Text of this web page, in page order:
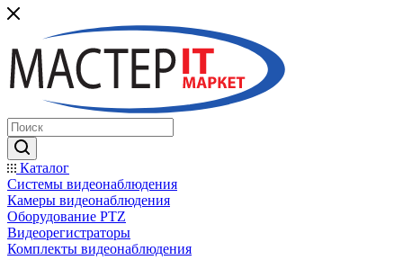
Каталог
Системы видеонаблюдения
Камеры видеонаблюдения
Оборудование PTZ
Видеорегистраторы
Комплекты видеонаблюдения